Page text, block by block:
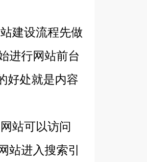
建设流程先做
进行网站前台
好处就是内容
站可以访问
站进入搜索引